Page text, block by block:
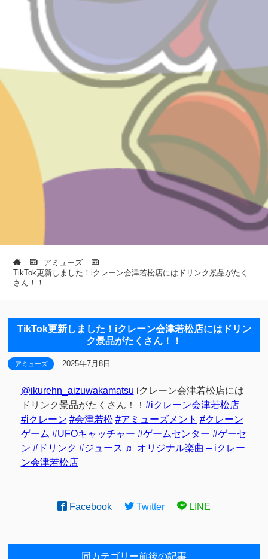
アミューズ
TikTok更新しました！iクレーン会津若松店にはドリンク景品がたく
さん！！
TikTok更新しました！iクレーン会津若松店にはドリン
ク景品がたくさん！！
アミューズ 2025年7月8日
@ikurehn_aizuwakamatsu iクレーン会津若松店には
ドリンク景品がたくさん！！ #iクレーン会津若松店
#iクレーン #会津若松 #アミューズメント #クレーン
ゲーム #UFOキャッチャー #ゲームセンター #ゲーセ
ン #ドリンク #ジュース ♬ オリジナル楽曲 – iクレー
ン会津若松店
Facebook Twitter LINE
同カテゴリー前後の記事